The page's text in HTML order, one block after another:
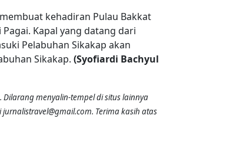
kehadiran Pulau Bakkat
Kapal yang datang dari
Pelabuhan Sikakap akan
Sikakap. (Syofiardi Bachyul
menyalin-tempel di situs lainnya
Terima kasih atas